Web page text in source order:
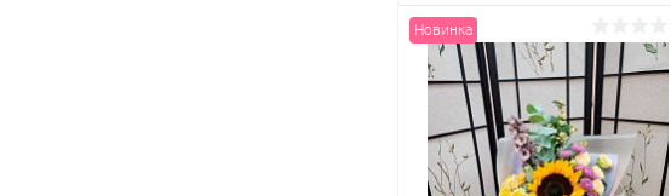
В корзину
Купить в 1 клик Сравнение
В избранное В наличии
Новинка